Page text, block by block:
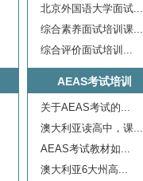
北京外国语大学面试...
综合素养面试培训课...
综合评价面试培训...
AEAS考试培训
关于AEAS考试的...
澳大利亚读高中，课...
AEAS考试教材如...
澳大利亚6大州高...